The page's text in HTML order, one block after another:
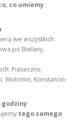
co umiemy
we wszystkich
po Bielany,
Piaseczno,
Wołomin, Konstancin-
godziny
tego samego